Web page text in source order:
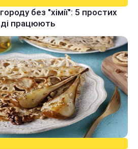
без "хімії": 5 простих
працюють